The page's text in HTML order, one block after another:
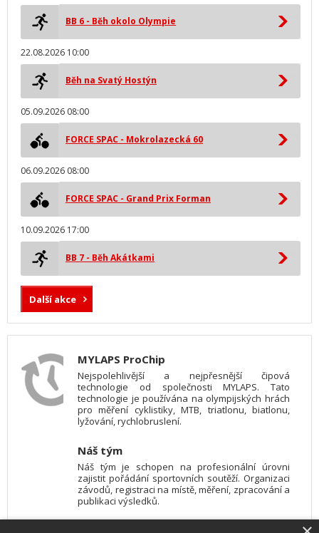
BB 6 - Běh okolo Olympie
22.08.2026 10:00
Běh na Svatý Hostýn
05.09.2026 08:00
FORCE SPAC - Mokrolazecká 60
06.09.2026 08:00
FORCE SPAC - Grand Prix Forman
10.09.2026 17:00
BB 7 - Běh Akátkami
Další akce
MYLAPS ProChip
Nejspolehlivější a nejpřesnější čipová
technologie od společnosti MYLAPS. Tato
technologie je používána na olympijských hrách
pro měření cyklistiky, MTB, triatlonu, biatlonu,
lyžování, rychlobruslení.
Náš tým
Náš tým je schopen na profesionální úrovni
zajistit pořádání sportovních soutěží. Organizaci
závodů, registraci na místě, měření, zpracování a
publikaci výsledků.